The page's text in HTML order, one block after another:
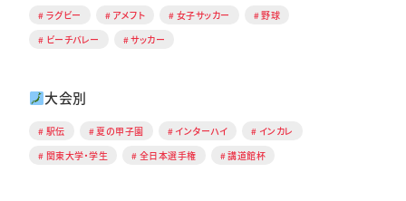
ラグビー
アメフト 女子サッカー
野球
ビーチバレー
サッカー
大会別
駅伝 夏の甲子園 インターハイ
インカレ
関東大学・学生
全日本選手権 講道館杯